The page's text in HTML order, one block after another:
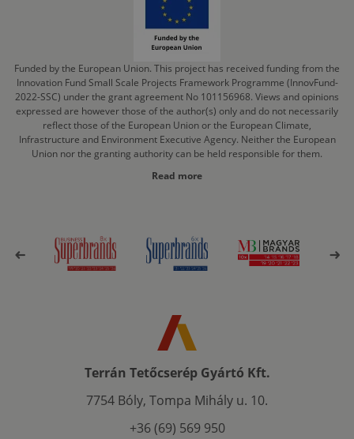
Funded by the European Union. This project has received funding from the
Innovation Fund Small Scale Projects Framework Programme (InnovFund-
2022-SSC) under the grant agreement No 101156968. Views and opinions
expressed are however those of the author(s) only and do not necessarily
reflect those of the European Union or the European Climate,
Infrastructure and Environment Executive Agency. Neither the European
Union nor the granting authority can be held responsible for them.
Read more
Terrán Tetőcserép Gyártó Kft.
7754 Bóly, Tompa Mihály u. 10.
+36 (69) 569 950